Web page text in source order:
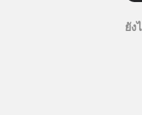
ยัง